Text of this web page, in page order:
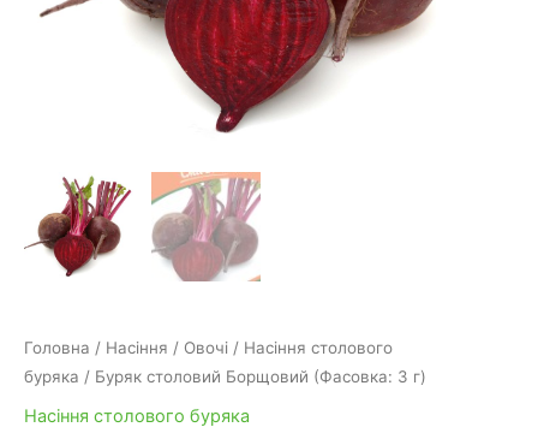
Головна / Насіння / Овочі / Насіння столового
буряка / Буряк столовий Борщовий (Фасовка: 3 г)
Насіння столового буряка